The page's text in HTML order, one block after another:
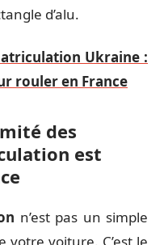
d’alu.
Ukraine :
rouler en France
des
est
n’est pas un simple